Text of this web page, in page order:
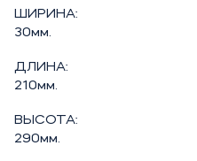
ШИРИНА:
30мм.
ДЛИНА:
210мм.
ВЫСОТА:
290мм.